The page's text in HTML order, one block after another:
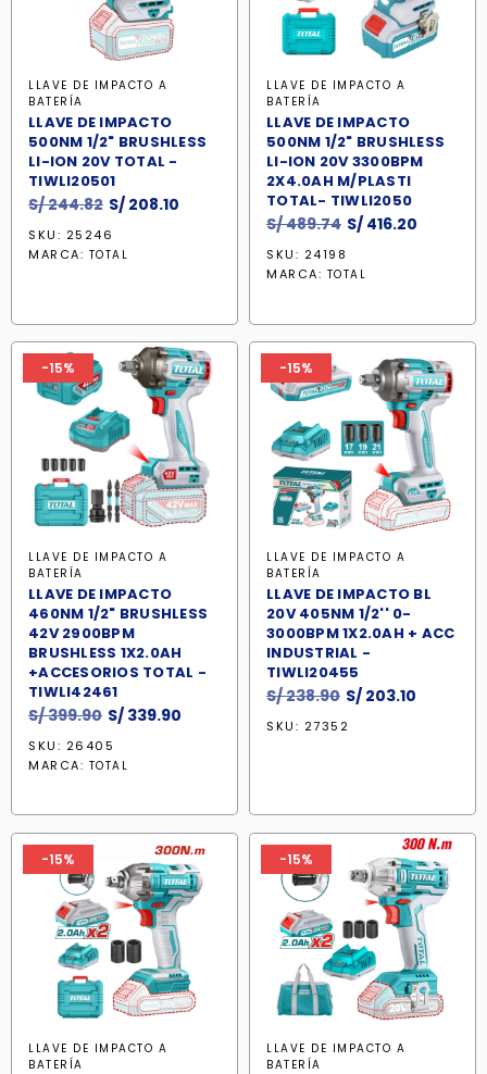
LLAVE DE IMPACTO A
BATERÍA
LLAVE DE IMPACTO
500NM 1/2" BRUSHLESS
LI-ION 20V TOTAL -
TIWLI20501
S/244.82 El
precio
original
S/ 208.10
SKU: 25246
MARCA: TOTAL
LLAVE DE IMPACTO A
BATERÍA
LLAVE DE IMPACTO
500NM 1/2" BRUSHLESS
LI-ION 20V 3300BPM
2X4.0AH M/PLASTI
TOTAL- TIWLI2050
S/489.74 El
original
S/ 416.20
SKU: 24198
MARCA: TOTAL
-15%
LLAVE DE IMPACTO A
BATERÍA
LLAVE DE IMPACTO
460NM 1/2" BRUSHLESS
42V 2900BPM
BRUSHLESS 1X2.0AH
+ACCESORIOS TOTAL -
TIWLI42461
S/399.90 El
precio
original
S/ 339.90
SKU: 26405
MARCA: TOTAL
-15%
LLAVE DE IMPACTO A
BATERÍA
LLAVE DE IMPACTO BL
20V 405NM 1/2'' 0-
3000BPM 1X2.0AH + ACC
INDUSTRIAL -
TIWLI20455
S/238.90 El
precio
S/ 203.10
SKU: 27352
-15%
LLAVE DE IMPACTO A
BATERÍA
-15%
LLAVE DE IMPACTO A
BATERÍA